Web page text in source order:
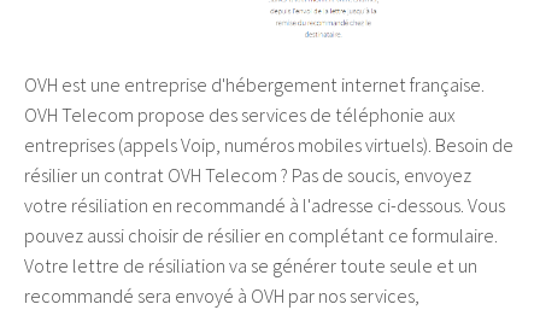
OVH est une entreprise d'hébergement internet française.
OVH Telecom propose des services de téléphonie aux
entreprises (appels Voip, numéros mobiles virtuels). Besoin de
résilier un contrat OVH Telecom ? Pas de soucis, envoyez
votre résiliation en recommandé à l'adresse ci-dessous. Vous
pouvez aussi choisir de résilier en complétant ce formulaire.
Votre lettre de résiliation va se générer toute seule et un
recommandé sera envoyé à OVH par nos services,